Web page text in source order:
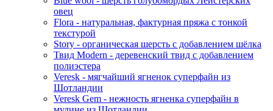
овец
Flora - натуральная, фактурная пряжа с тонкой
текстурой
Story - органическая шерсть с добавлением шёлка
Твид Modern - деревенский твид с добавлением
полиэстера
Veresk - мягчайший ягненок суперфайн из
Шотландии
Veresk Gem - нежность ягненка суперфайн в